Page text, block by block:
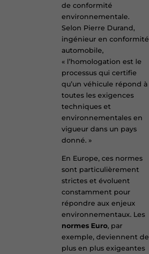
de conformité
environnementale.
Selon Pierre Durand,
ingénieur en conformité
automobile,
« l’homologation est le
processus qui certifie
qu’un véhicule répond à
toutes les exigences
techniques et
environnementales en
vigueur dans un pays
donné. »
En Europe, ces normes
sont particulièrement
strictes et évoluent
constamment pour
répondre aux enjeux
environnementaux. Les
normes Euro, par
exemple, deviennent de
plus en plus exigeantes